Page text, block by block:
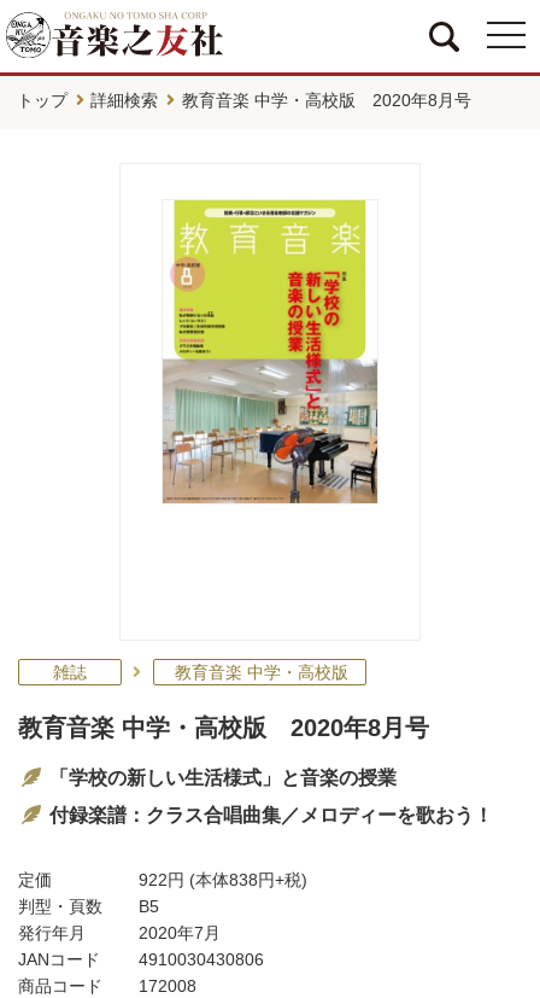
トップ 詳細検索 教育音楽 中学・高校版 2020年8月号
雑誌 教育音楽 中学・高校版
教育音楽 中学・高校版 2020年8月号
「学校の新しい生活様式」と音楽の授業
付録楽譜：クラス合唱曲集／メロディーを歌おう！
定価 922円 (本体838円+税)
判型・頁数
B5
発行年月
2020年7月
JANコード
4910030430806
商品コード
172008